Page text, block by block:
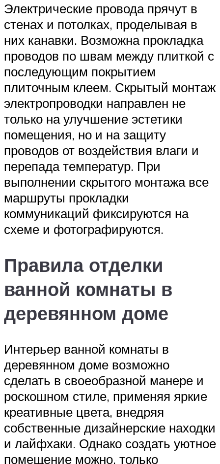
Электрические провода прячут в
стенах и потолках, проделывая в
них канавки. Возможна прокладка
проводов по швам между плиткой с
последующим покрытием
плиточным клеем. Скрытый монтаж
электропроводки направлен не
только на улучшение эстетики
помещения, но и на защиту
проводов от воздействия влаги и
перепада температур. При
выполнении скрытого монтажа все
маршруты прокладки
коммуникаций фиксируются на
схеме и фотографируются.
Правила отделки
ванной комнаты в
деревянном доме
Интерьер ванной комнаты в
деревянном доме возможно
сделать в своеобразной манере и
роскошном стиле, применяя яркие
креативные цвета, внедряя
собственные дизайнерские находки
и лайфхаки. Однако создать уютное
помещение можно, только